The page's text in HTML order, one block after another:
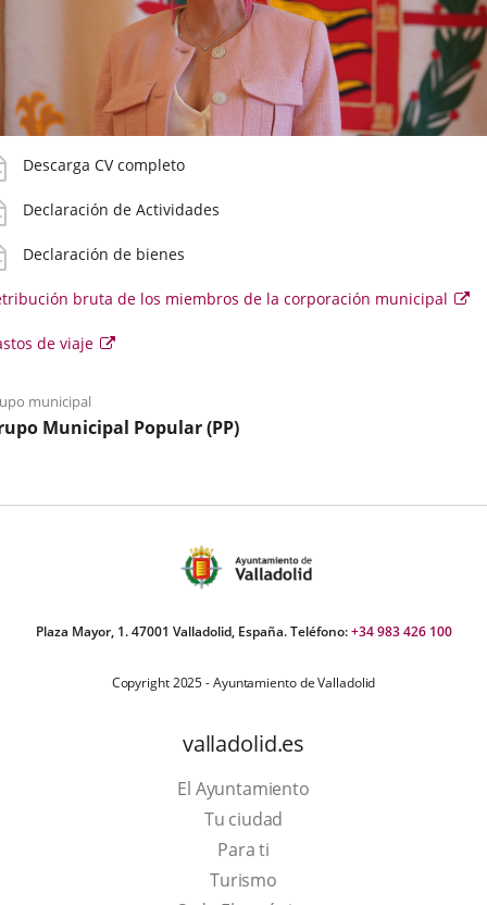
Descarga CV completo
Declaración de Actividades
Declaración de bienes
bruta de los miembros de la corporación municipal
de viaje
Enlace
externa.
municipal
Municipal Popular (PP)
Plaza Mayor, 1. 47001 Valladolid, España. Teléfono:+34 983 426 100
Copyright 2025 - Ayuntamiento de Valladolid
valladolid.es
El Ayuntamiento
Tu ciudad
Para ti
TurismoEste